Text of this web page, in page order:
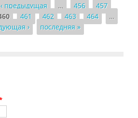
‹ предыдущая … 456
457
461 462 463 464
…
›
последняя »